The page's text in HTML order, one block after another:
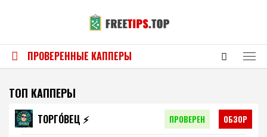
ПРОВЕРЕННЫЕ КАППЕРЫ
ТОП КАППЕРЫ
ТОРГО́ВЕЦ ⚡️ ПРОВЕРЕН ОБЗОР